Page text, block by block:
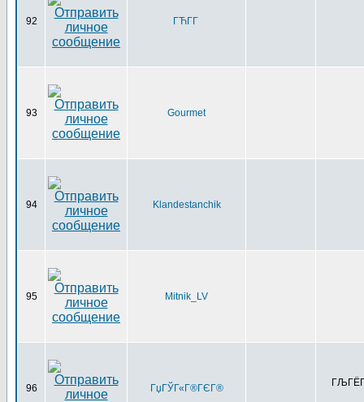
92 ГЋГ­Г
93 Gourmet
94 Klandestanchik
95 Mitnik_LV
96 ГџГЎГ«Г®ГЄГ®